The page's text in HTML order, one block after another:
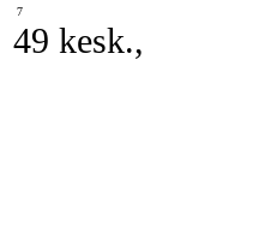
7
49 kesk.,